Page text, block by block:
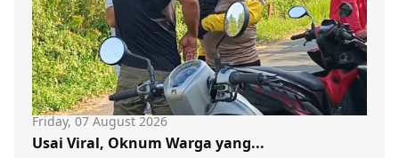
Friday, 07 August 2026
Usai Viral, Oknum Warga yang...